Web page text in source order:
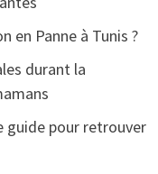
en Panne à Tunis ?
durant la
guide pour retrouver